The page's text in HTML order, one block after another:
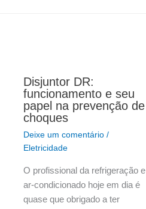
Disjuntor DR:
funcionamento e seu
papel na prevenção de
choques
Deixe um comentário /
Eletricidade
O profissional da refrigeração e
ar-condicionado hoje em dia é
quase que obrigado a ter